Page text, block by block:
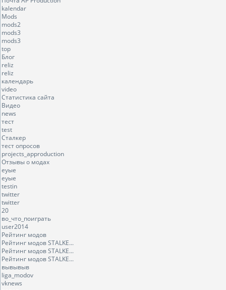
kalendar
Mods
mods2
mods3
mods3
top
Блог
reliz
reliz
календарь
video
Статистика сайта
Видео
news
тест
test
Сталкер
тест опросов
projects_approduction
Отзывы о модах
еуые
еуые
testin
twitter
twitter
20
во_что_поиграть
user2014
Рейтинг модов
Рейтинг модов STALKE...
Рейтинг модов STALKE...
Рейтинг модов STALKE...
вывывыв
liga_modov
vknews